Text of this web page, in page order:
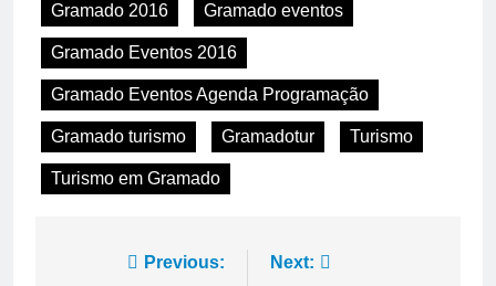
Gramado 2016 Gramado eventos
Gramado Eventos 2016
Gramado Eventos Agenda Programação
Gramado turismo Gramadotur Turismo
Turismo em Gramado
Navegação
Previous: Next: